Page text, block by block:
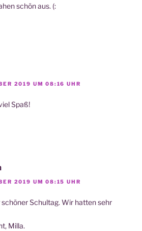
schön aus. (:
2019 UM 08:16 UHR
Spaß!
2019 UM 08:15 UHR
schö­ner Schul­tag. Wir hat­ten sehr
Milla.